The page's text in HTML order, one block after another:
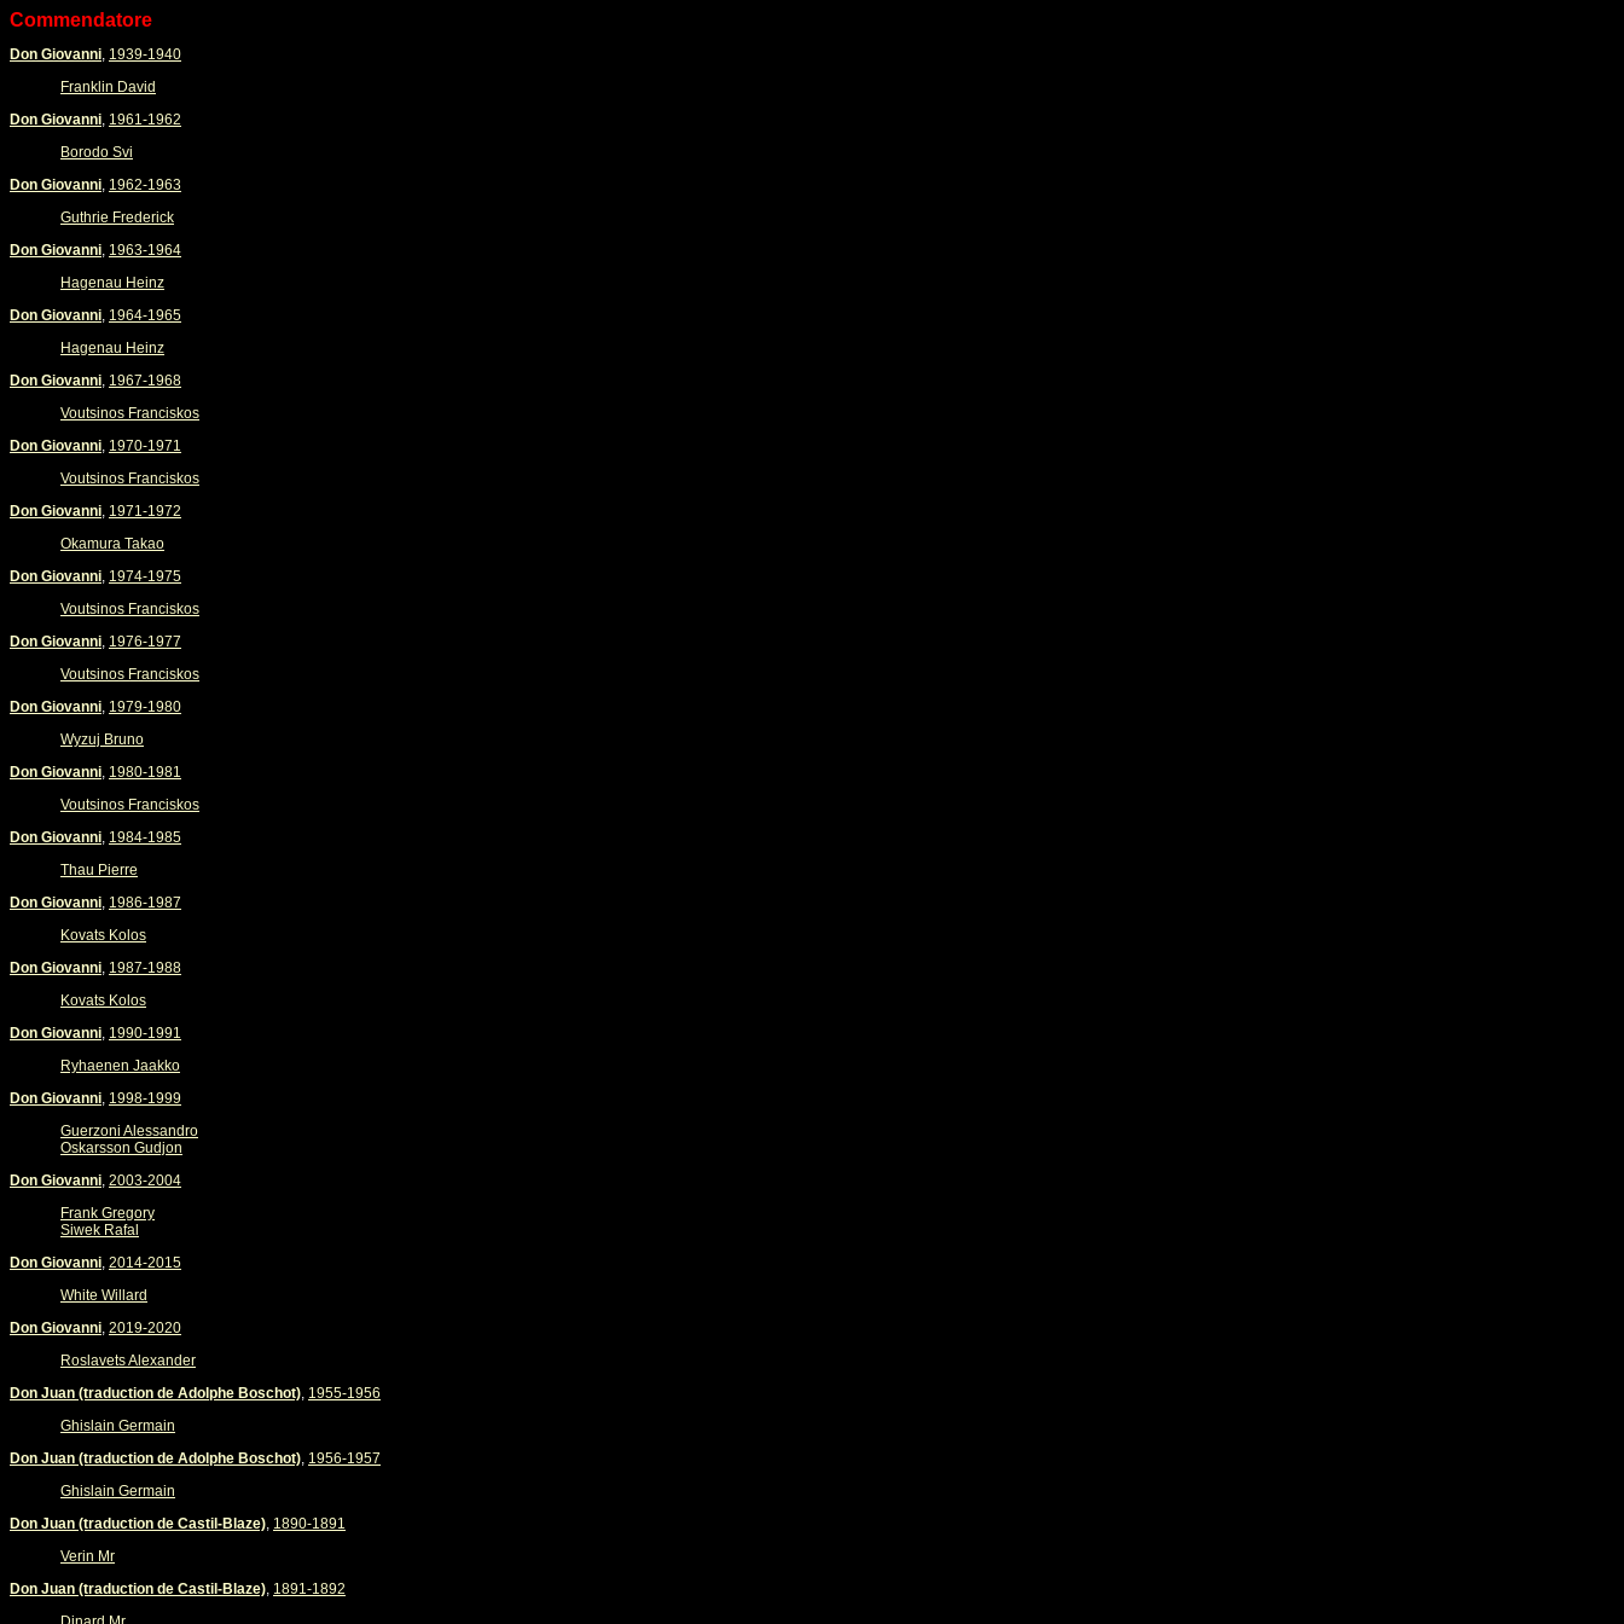
Commendatore
Don Giovanni, 1939-1940
Franklin David
Don Giovanni, 1961-1962
Borodo Svi
Don Giovanni, 1962-1963
Guthrie Frederick
Don Giovanni, 1963-1964
Hagenau Heinz
Don Giovanni, 1964-1965
Hagenau Heinz
Don Giovanni, 1967-1968
Voutsinos Franciskos
Don Giovanni, 1970-1971
Voutsinos Franciskos
Don Giovanni, 1971-1972
Okamura Takao
Don Giovanni, 1974-1975
Voutsinos Franciskos
Don Giovanni, 1976-1977
Voutsinos Franciskos
Don Giovanni, 1979-1980
Wyzuj Bruno
Don Giovanni, 1980-1981
Voutsinos Franciskos
Don Giovanni, 1984-1985
Thau Pierre
Don Giovanni, 1986-1987
Kovats Kolos
Don Giovanni, 1987-1988
Kovats Kolos
Don Giovanni, 1990-1991
Ryhaenen Jaakko
Don Giovanni, 1998-1999
Guerzoni Alessandro
Oskarsson Gudjon
Don Giovanni, 2003-2004
Frank Gregory
Siwek Rafal
Don Giovanni, 2014-2015
White Willard
Don Giovanni, 2019-2020
Roslavets Alexander
Don Juan (traduction de Adolphe Boschot), 1955-1956
Ghislain Germain
Don Juan (traduction de Adolphe Boschot), 1956-1957
Ghislain Germain
Don Juan (traduction de Castil-Blaze), 1890-1891
Verin Mr
Don Juan (traduction de Castil-Blaze), 1891-1892